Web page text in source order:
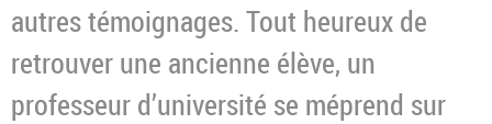
autres témoignages. Tout heureux de
retrouver une ancienne élève, un
professeur d’université se méprend sur